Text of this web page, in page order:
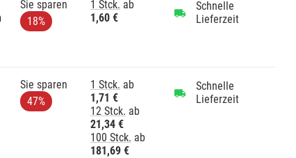
Sie sparen
18%
1 Stck. ab
1,60 €
Schnelle
Lieferzeit
Sie sparen
47%
1 Stck. ab
1,71 €
12 Stck. ab
21,34 €
100 Stck. ab
181,69 €
Schnelle
Lieferzeit